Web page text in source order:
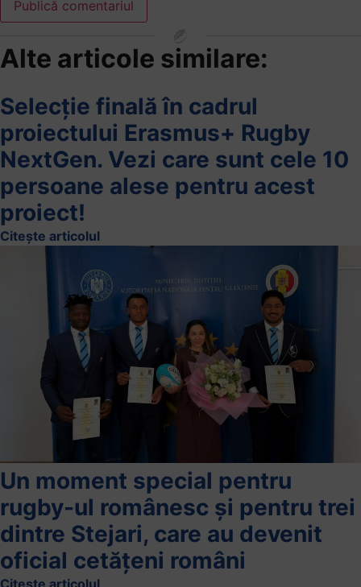
Alte articole similare:
Selecție finală în cadrul
proiectului Erasmus+ Rugby
NextGen. Vezi care sunt cele 10
persoane alese pentru acest
proiect!
Citește articolul
Un moment special pentru
rugby-ul românesc și pentru trei
dintre Stejari, care au devenit
oficial cetățeni români
Citește articolul